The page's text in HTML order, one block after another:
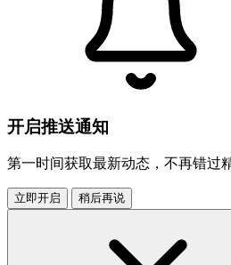
开启推送通知
第一时间获取最新动态，不再错过
立即开启 稍后再说